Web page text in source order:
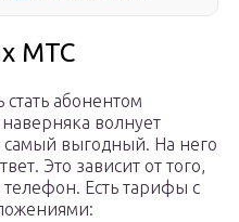
МТС
стать абонентом
волнует
самый выгодный. На него
Это зависит от того,
Есть тарифы с